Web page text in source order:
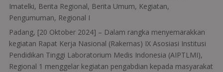
Imatelki, Berita Regional, Berita Umum, Kegiatan,
Pengumuman, Regional I
Padang, [20 Oktober 2024] – Dalam rangka menyemarakkan
kegiatan Rapat Kerja Nasional (Rakernas) IX Asosiasi Institusi
Pendidikan Tinggi Laboratorium Medis Indonesia (AIPTLMI),
Regional 1 menggelar kegiatan pengabdian kepada masyarakat